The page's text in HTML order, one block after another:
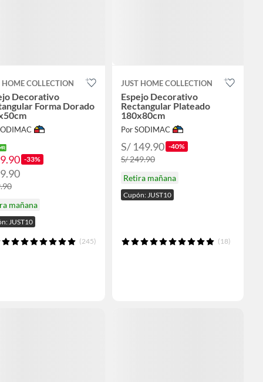
HOME COLLECTION
Decorativo
Forma Dorado
-33%
mañana
JUST10
(245)
JUST HOME COLLECTION
Espejo Decorativo
Rectangular Plateado
180x80cm
Por SODIMAC
S/ 149.90 -40%
S/ 249.90
Retira mañana
Cupón: JUST10
(18)